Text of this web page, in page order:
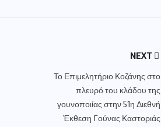
NEXT
Το Επιμελητήριο Κοζάνης στο
πλευρό του κλάδου της
γουνοποιίας στην 51η Διεθνή
Έκθεση Γούνας Καστοριάς